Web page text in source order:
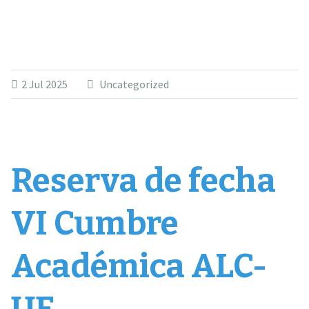
2 Jul 2025 Uncategorized
Reserva de fecha
VI Cumbre
Académica ALC-